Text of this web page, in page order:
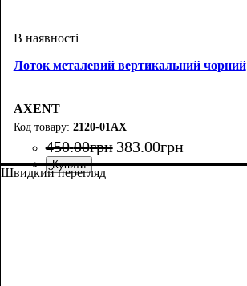
Лоток металевий вертикальний чорний
AXENT
2120-01АХ
450.00грн 383.00грн
Швидкий перегляд